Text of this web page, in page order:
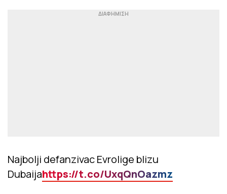
Najbolji defanzivac Evrolige blizu
Dubaijahttps://t.co/UxqQnOazmz